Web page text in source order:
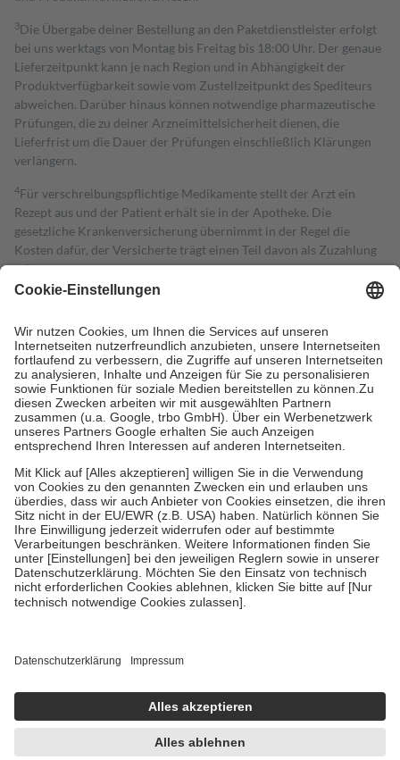
3Die Übergabe deiner Bestellung an den Paketdienstleister erfolgt
bei uns werktags von Montag bis Freitag bis 18:00 Uhr. Der genaue
Lieferzeitpunkt kann je nach Region und in Abhängigkeit der
Produktverfügbarkeit sowie vom Zustellzeitpunkt des Spediteurs
abweichen. Darüber hinaus können notwendige pharmazeutische
Prüfungen, die zu deiner Arzneimittelsicherheit dienen, die
Lieferfrist um die Dauer der Prüfungen einschließlich Klärungen
verlängern.
4Für verschreibungspflichtige Medikamente stellt der Arzt ein
Rezept aus und der Patient erhält sie in der Apotheke. Die
gesetzliche Krankenversicherung übernimmt in der Regel die
Kosten dafür, der Versicherte trägt einen Teil davon als Zuzahlung
mit.
Grundsätzlich leisten Mitglieder Zuzahlungen in Höhe von zehn
höchstens zehn Euro.
Es sind jedoch nie mehr als die tatsächlichen
Kosten der Leistung zu entrichten.
Diese Regeln gelten grundsätzlich auch für Online-Apotheken.
Bei Heilmitteln und häuslicher Krankenpflege beträgt die
Zuzahlung zehn Prozent der Kosten sowie zehn Euro je
Verordnung.
Um das Engagement der Versicherten für ihre eigene Gesundheit zu
stärken und die besondere Stellung der Familie zu unterstützen,
fallenkeine Zuzahlungenan bei:
• Kindern und Jugendlichen bis zum vollendeten 18. Lebensjahr
mit Ausnahme der Fahrkosten
• Untersuchungen zur Vorsorge und Früherkennung, die von der
GKV getragen werden
• empfohlenen Schutzimpfungen
• Harn- und Blutteststreifen
getroffen, um sicherzustellen, dass es sich um echte Bewertungen
https://help.etrusted.com/hc/de/articles/4419944605341
Einige Bilder und Inhalte wurden unter Zuhilfenahme künstlicher